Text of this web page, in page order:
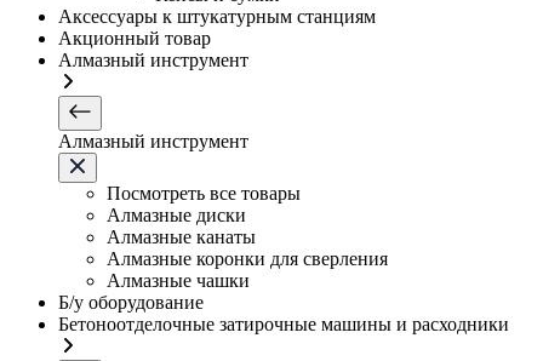
Аксессуары к штукатурным станциям
Акционный товар
Алмазный инструмент
Алмазный инструмент
Посмотреть все товары
Алмазные диски
Алмазные канаты
Алмазные коронки для сверления
Алмазные чашки
Б/у оборудование
Бетоноотделочные затирочные машины и расходники